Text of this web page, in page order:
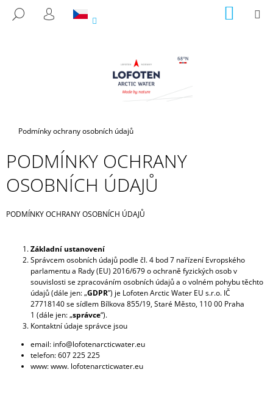
HLEDAT
PŘIHLÁŠENÍ KOŠÍK
Domů
Podmínky ochrany osobních údajů
PODMÍNKY OCHRANY
OSOBNÍCH ÚDAJŮ
PODMÍNKY OCHRANY OSOBNÍCH ÚDAJŮ
Základní ustanovení
Správcem osobních údajů podle čl. 4 bod 7 nařízení Evropského
parlamentu a Rady (EU) 2016/679 o ochraně fyzických osob v
souvislosti se zpracováním osobních údajů a o volném pohybu těchto
údajů (dále jen: „GDPR”) je Lofoten Arctic Water EU s.r.o. IČ
27718140se sídlem Bílkova 855/19, Staré Město, 110 00 Praha
1 (dále jen: „správce“).
Kontaktní údaje správce jsou
email: info@lofotenarcticwater.eu
telefon: 607 225 225
www: www. lofotenarcticwater.eu
T
E
B
U
J